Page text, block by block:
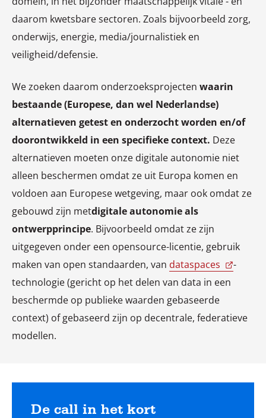
daarom kwetsbare sectoren. Zoals bijvoorbeeld zorg,
onderwijs, energie, media/journalistiek en
veiligheid/defensie.
We zoeken daarom onderzoeksprojecten waarin
bestaande (Europese, dan wel Nederlandse)
alternatieven getest en onderzocht worden en/of
doorontwikkeld in een specifieke context. Deze
alternatieven moeten onze digitale autonomie niet
alleen beschermen omdat ze uit Europa komen en
voldoen aan Europese wetgeving, maar ook omdat ze
gebouwd zijn metdigitale autonomie als
ontwerpprincipe. Bijvoorbeeld omdat ze zijn
uitgegeven onder een opensource-licentie, gebruik
maken van open standaarden, van dataspaces
-
technologie (gericht op het delen van data in een
beschermde op publieke waarden gebaseerde
context) of gebaseerd zijn op decentrale, federatieve
modellen.
De call in het kort